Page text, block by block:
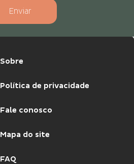
Enviar
Sobre
Política de privacidade
Fale conosco
Mapa do site
FAQ